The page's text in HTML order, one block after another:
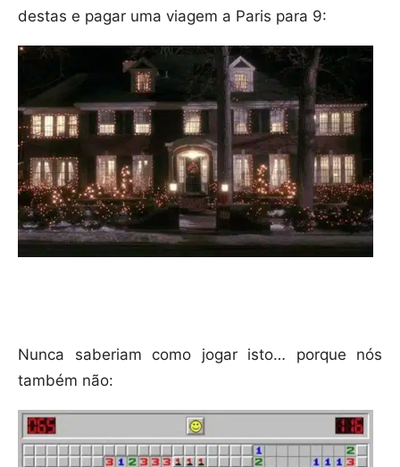
destas e pagar uma viagem a Paris para 9:
Nunca saberiam como jogar isto… porque nós
também não: